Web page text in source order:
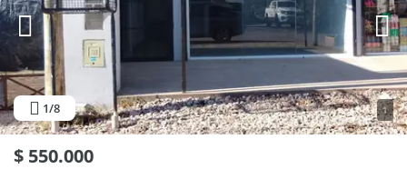
1/8 1
$ 550.000